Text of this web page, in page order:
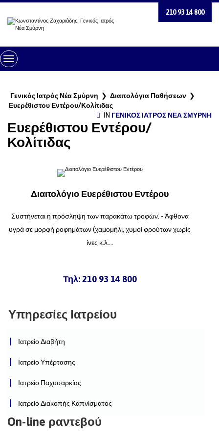
210 93 14 800
Toggle
Navigation
Γενικός Ιατρός Νέα Σμύρνη ❯ Διαιτολόγια Παθήσεων ❯
Ευερέθιστου Εντέρου/Κολίτιδας
IN ΓΕΝΙΚΌΣ ΙΑΤΡΌΣ ΝΈΑ ΣΜΎΡΝΗ
Ευερέθιστου Εντέρου/
Κολίτιδας
Διαιτολόγιο Ευερέθιστου Εντέρου
Συστήνεται η πρόσληψη των παρακάτω τροφών: - Άφθονα
υγρά σε μορφή ροφημάτων (χαμομήλι, χυμοί φρούτων χωρίς
ίνες κ.λ....
Τηλ: 210 93 14 800
Υπηρεσίες Ιατρείου
Ιατρείο Διαβήτη
Ιατρείο Υπέρτασης
Ιατρείο Παχυσαρκίας
Ιατρείο Διακοπής Καπνίσματος
On-line ραντεβού